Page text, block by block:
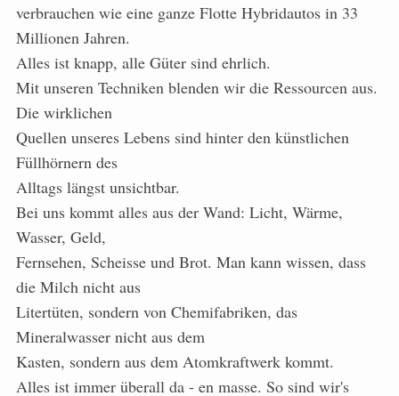
verbrauchen wie eine ganze Flotte Hybridautos in 33
Millionen Jahren.
Alles ist knapp, alle Güter sind ehrlich.
Mit unseren Techniken blenden wir die Ressourcen aus.
Die wirklichen
Quellen unseres Lebens sind hinter den künstlichen
Füllhörnern des
Alltags längst unsichtbar.
Bei uns kommt alles aus der Wand: Licht, Wärme,
Wasser, Geld,
Fernsehen, Scheisse und Brot. Man kann wissen, dass
die Milch nicht aus
Litertüten, sondern von Chemifabriken, das
Mineralwasser nicht aus dem
Kasten, sondern aus dem Atomkraftwerk kommt.
Alles ist immer überall da - en masse. So sind wir's